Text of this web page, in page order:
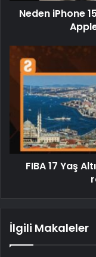
Neden iPhone
FIBA 17 Yaş
İlgili Makaleler